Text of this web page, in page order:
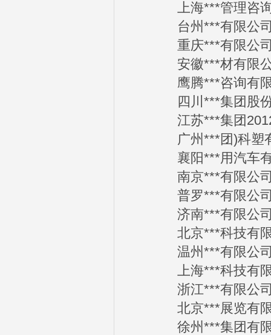
上海***管理咨询
台州***有限公司
重庆***有限公司
安徽***材有限公
鹰腾***咨询有限
四川***集团股份
江苏***集团
广州***团)科塑
襄阳***用汽车有
南京***有限公司
普罗***有限公司
济南***有限公司
北京***科技有限
温州***有限公司
上海***科技有限
浙江***有限公司
北京***展览有限
徐州***集团有限